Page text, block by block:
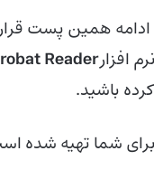
ادامه همین پست
افزارReader
باشید.
شما تهیه شده